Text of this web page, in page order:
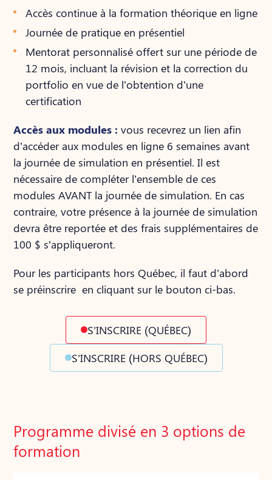
Accès continue à la formation théorique en ligne
Journée de pratique en présentiel
Mentorat personnalisé offert sur une période de
12 mois, incluant la révision et la correction du
portfolio en vue de l’obtention d’une
certification
Accès aux modules : vous recevrez un lien afin
d’accéder aux modules en ligne 6 semaines avant
la journée de simulation en présentiel. Il est
nécessaire de compléter l’ensemble de ces
modules AVANT la journée de simulation. En cas
contraire, votre présence à la journée de simulation
devra être reportée et des frais supplémentaires de
100 $ s’appliqueront.
Pour les participants hors Québec, il faut d’abord
se préinscrire en cliquant sur le bouton ci-bas.
S'INSCRIRE (QUÉBEC)
S'INSCRIRE (HORS QUÉBEC)
Programme divisé en 3 options de
formation